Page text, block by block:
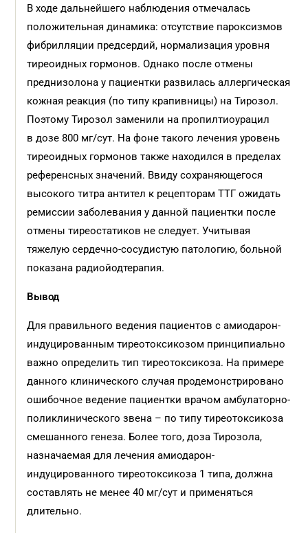
В ходе дальнейшего наблюдения отмечалась
положительная динамика: отсутствие пароксизмов
фибрилляции предсердий, нормализация уровня
тиреоидных гормонов. Однако после отмены
преднизолона у пациентки развилась аллергическая
кожная реакция (по типу крапивницы) на Тирозол.
Поэтому Тирозол заменили на пропилтиоурацил
в дозе 800 мг/сут. На фоне такого лечения уровень
тиреоидных гормонов также находился в пределах
референсных значений. Ввиду сохраняющегося
высокого титра антител к рецепторам ТТГ ожидать
ремиссии заболевания у данной пациентки после
отмены тиреостатиков не следует. Учитывая
тяжелую сердечно-сосудистую патологию, больной
показана радиойодтерапия.
Вывод
Для правильного ведения пациентов с амиодарон-
индуцированным тиреотоксикозом прин­ципиально
важно определить тип тиреотоксикоза. На примере
данного клинического случая продемонстрировано
ошибочное ведение пациентки врачом амбулаторно-
поликлинического звена – по типу тиреотоксикоза
смешанного генеза. Более того, доза Тирозола,
назначаемая для лечения амиодарон-
индуцированного тиреотоксикоза 1 типа, должна
составлять не менее 40 мг/сут и применяться
длительно.